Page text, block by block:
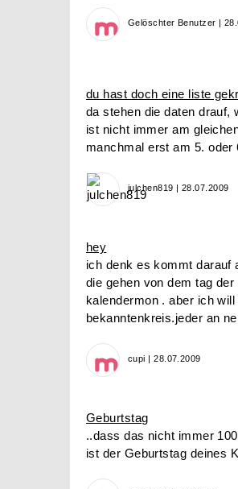
Gelöschter Benutzer |
du hast doch eine liste
da stehen die daten drauf,
ist nicht immer am
manchmal erst am 5.
julchen819 | 28.07.2009
hey
ich denk es kommt darauf
die gehen von dem tag
kalendermon . aber ich
bekanntenkreis.jeder an
cupi | 28.07.2009
Geburtstag
..dass das nicht immer
ist der Geburtstag deines